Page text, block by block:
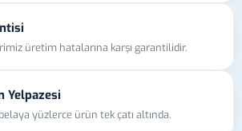
üretim hatalarına karşı garantilidir.
Yelpazesi
yüzlerce ürün tek çatı altında.